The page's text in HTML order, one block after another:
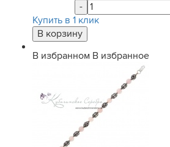
-
Купить в 1 клик
В избранном В избранное